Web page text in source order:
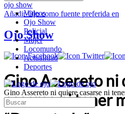
Videos
Ojo Show
Policial
Mujer
Locomundo
Actualidad
Deportes
Gino Assereto ni quiere casarse ni
ojo show
AñadirOjocomo fuente preferida en
Ojo Show
Gino Assereto ni
casarse ni tener